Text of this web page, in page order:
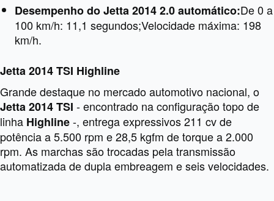
Desempenho do Jetta 2014 2.0 automático:De 0 a
100 km/h: 11,1 segundos;Velocidade máxima: 198
km/h.
Jetta 2014 TSI Highline
Grande destaque no mercado automotivo nacional, o
Jetta 2014 TSI - encontrado na configuração topo de
linha Highline-, entrega expressivos 211 cv de
potência a 5.500 rpm e 28,5 kgfm de torque a 2.000
rpm. As marchas são trocadas pela transmissão
automatizada de dupla embreagem e seis velocidades.